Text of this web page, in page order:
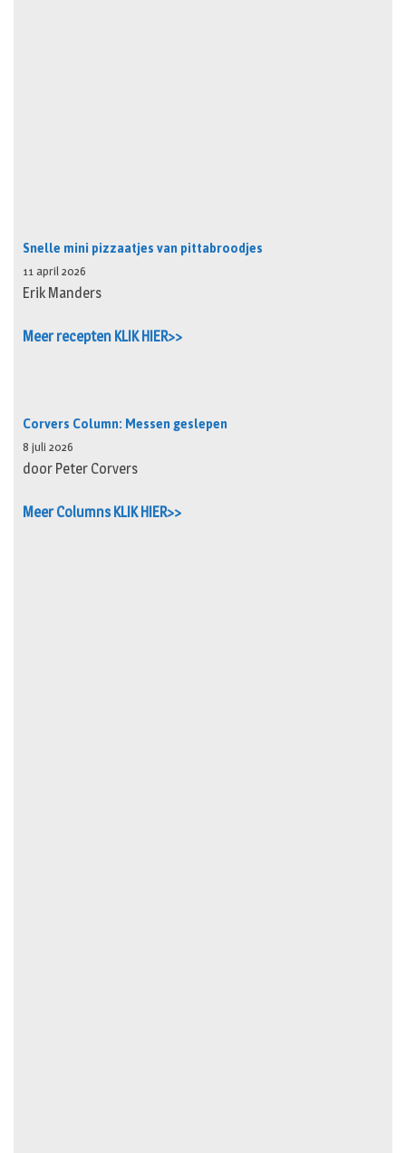
Snelle mini pizzaatjes van pittabroodjes
11 april 2026
Erik Manders
Meer recepten KLIK HIER>>
Corvers Column: Messen geslepen
8 juli 2026
door Peter Corvers
Meer Columns KLIK HIER>>